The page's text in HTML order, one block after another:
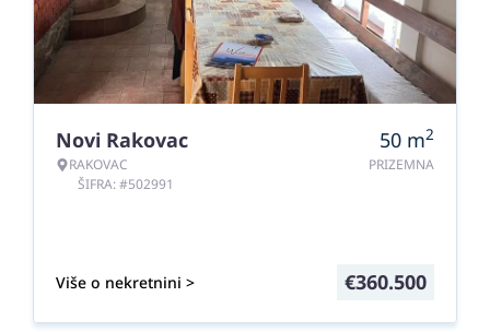
Novi Rakovac
RAKOVAC
ŠIFRA: #502991
50 m2
PRIZEMNA
Više o nekretnini > €360.500